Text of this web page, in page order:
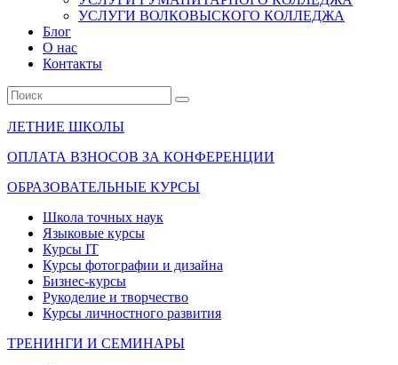
УСЛУГИ ВОЛКОВЫСКОГО КОЛЛЕДЖА
Блог
О нас
Контакты
ЛЕТНИЕ ШКОЛЫ
ОПЛАТА ВЗНОСОВ ЗА КОНФЕРЕНЦИИ
ОБРАЗОВАТЕЛЬНЫЕ КУРСЫ
Школа точных наук
Языковые курсы
Курсы IT
Курсы фотографии и дизайна
Бизнес-курсы
Рукоделие и творчество
Курсы личностного развития
ТРЕНИНГИ И СЕМИНАРЫ